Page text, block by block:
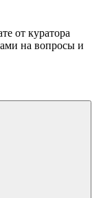
от куратора
на вопросы и